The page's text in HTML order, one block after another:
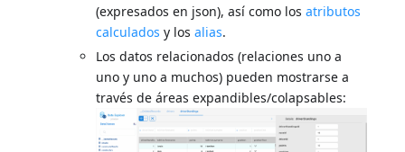
(expresados en json), así como losatributos
calculados y losalias.
Los datos relacionados (relaciones uno a
uno y uno a muchos) pueden mostrarse a
través de áreas expandibles/colapsables: